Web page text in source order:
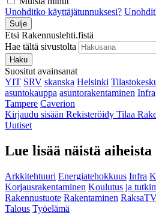
Unohditko käyttäjätunnuksesi?
Sulje
Etsi Rakennuslehti.fistä
Hae tältä sivustolta
Haku
Suositut avainsanat
YIT SRV skanska Helsinki
asuntokauppa asuntorakentaminen Infra
Tampere Caverion
Kirjaudu sisään Rekisteröidy Tilaa
Uutiset
Lue lisää näistä aiheista
Arkkitehtuuri Energiatehokkuus Infra
Korjausrakentaminen Koulutus ja
Rakennustuote Rakentaminen
Talous Työelämä